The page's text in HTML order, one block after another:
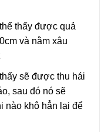
thấy được quả
và nằm xâu
sẽ được thu hái
sau đó nó sẽ
nào khô hẳn lại để